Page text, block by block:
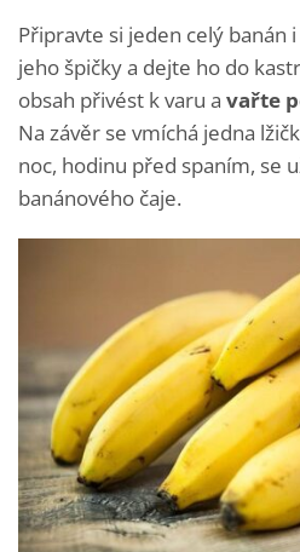
Připravte si jeden celý banán
jeho špičky a dejte ho do
obsah přivést k varu a vařte
Na závěr se vmíchá jedna
noc, hodinu před spaním, se
banánového čaje.